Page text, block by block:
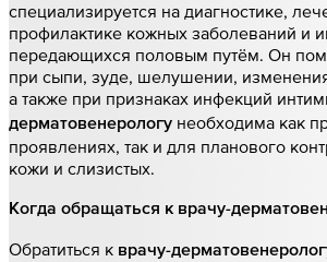
специализируется на диагностике,
профилактике кожных заболеваний и
передающихся половым путём. Он
при сыпи, зуде, шелушении,
а также при признаках инфекций
дерматовенерологу необходима как
проявлениях, так и для планового
кожи и слизистых.
Когда обращаться к врачу-
Обратиться к врачу-